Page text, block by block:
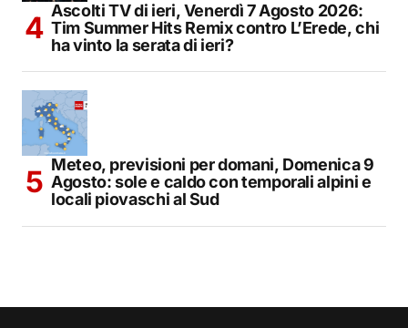
Ascolti TV di ieri, Venerdì 7 Agosto 2026:
Tim Summer Hits Remix contro L’Erede, chi
ha vinto la serata di ieri?
Meteo, previsioni per domani, Domenica 9
Agosto: sole e caldo con temporali alpini e
locali piovaschi al Sud